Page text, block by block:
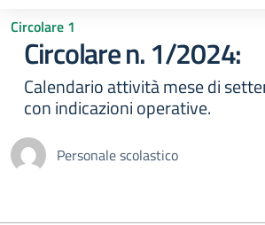
Circolare 1
Circolare n. 1/2024:
Calendario attività mese di
con indicazioni operative.
Personale scolastico